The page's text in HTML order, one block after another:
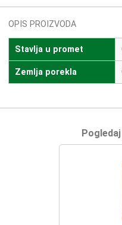
OPIS PROIZVODA
Stavlja u promet
Zemlja porekla